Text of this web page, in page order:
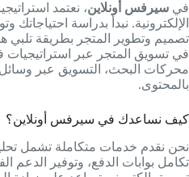
في سيرفس أونلاين، نعتمد
الإلكترونية. نبدأ بدراسة
تصميم وتطوير المتجر بطريقة تلبي
في تسويق المتجر عبر استراتيجيات
محركات البحث، التسويق عبر وسائل
بالمحتوى.
كيف نساعدك في سيرفس أونلاين؟
نحن نقدم خدمات متكاملة تشمل
تكامل بوابات الدفع، وتوفير الدعم